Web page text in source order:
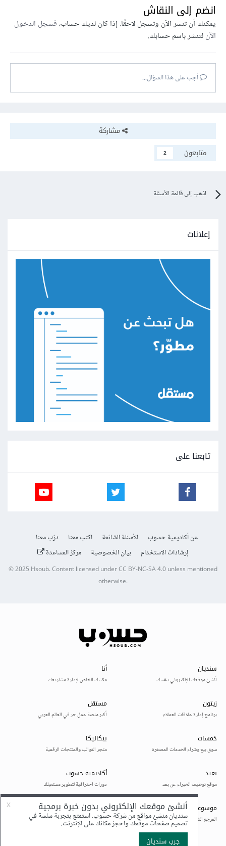
انضم إلى النقاش
يمكنك أن تنشر الآن وتسجل لاحقًا. إذا كان لديك حساب،فسجل الدخول
الآنلتنشر باسم حسابك.
أجب على هذا السؤال...
مشاركة
متابعون
2
اذهب إلى قائمة الأسئلة
إعلانات
تابعنا على
عن أكاديمية حسوب الأسئلة الشائعة اكتب معنا
درّب معنا
إرشادات الاستخدام
بيان الخصوصية مركز المساعدة
© 2025Hsoub.Content licensed underCC BY-NC-SA 4.0unless mentioned
otherwise.